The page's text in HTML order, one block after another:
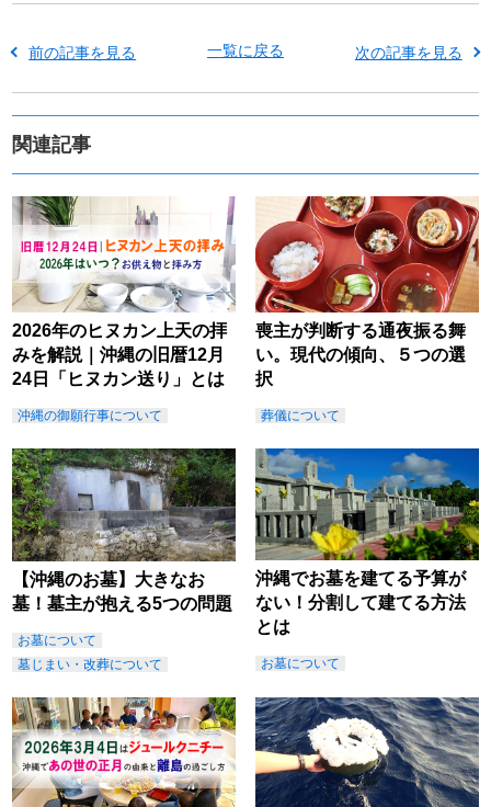
前の記事を見る 一覧に戻る 次の記事を見る
関連記事
2026年のヒヌカン上天の拝
みを解説｜沖縄の旧暦12月
24日「ヒヌカン送り」とは
沖縄の御願行事について
喪主が判断する通夜振る舞
い。現代の傾向、５つの選
択
葬儀について
【沖縄のお墓】大きなお
墓！墓主が抱える5つの問題
お墓について
墓じまい・改葬について
沖縄でお墓を建てる予算が
ない！分割して建てる方法
とは
お墓について